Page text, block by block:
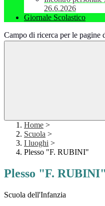
26.6.2026
Giornale Scolastico
Campo di ricerca per le pagine
Home >
Scuola >
I luoghi >
Plesso "F. RUBINI"
Plesso "F. RUBINI"
Scuola dell'Infanzia